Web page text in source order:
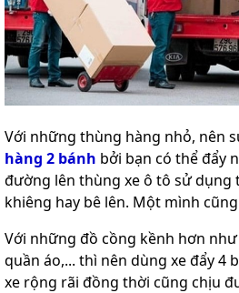
Với những thùng hàng nhỏ, nên
hàng 2 bánh bởi bạn có thể đẩy
đường lên thùng xe ô tô sử dụng
khiêng hay bê lên. Một mình
Với những đồ cồng kềnh hơn
quần áo,... thì nên dùng xe đẩy 4
xe rộng rãi đồng thời cũng chịu